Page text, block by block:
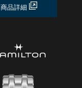
商品詳細